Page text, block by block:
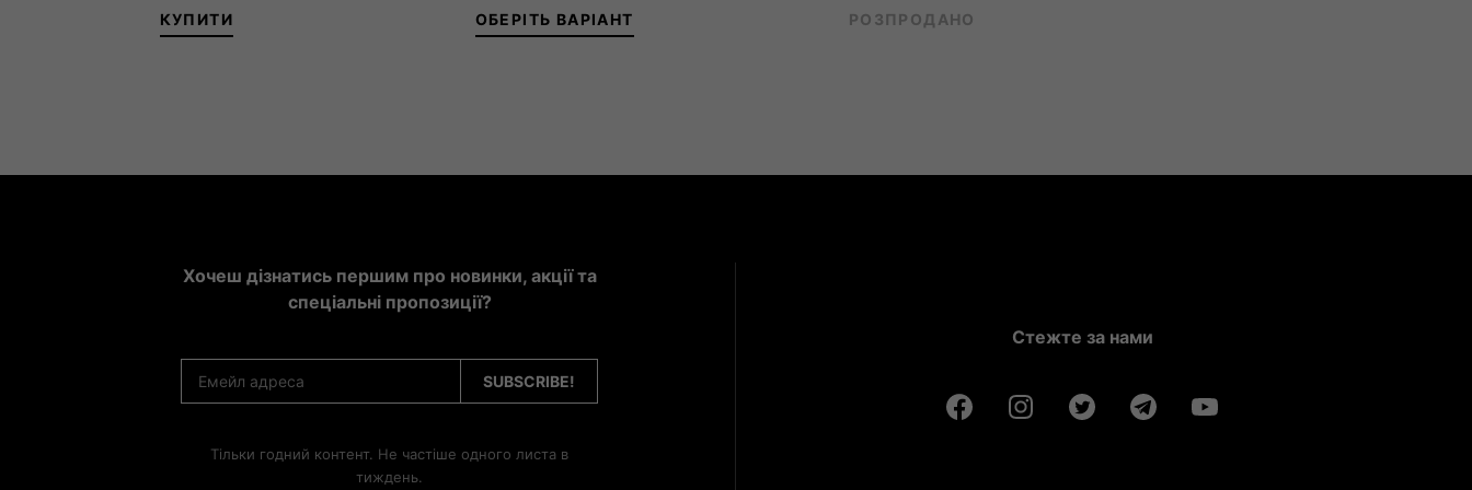
КУПИТИ ОБЕРІТЬ ВАРІАНТ РОЗПРОДАНО
Хочеш дізнатись першим про новинки, акції та
спеціальні пропозиції?
Тільки годний контент. Не частіше одного листа в
тиждень.
Стежте за нами